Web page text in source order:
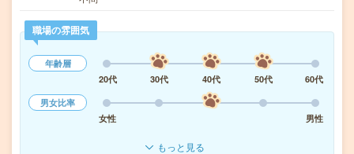
職場の雰囲気
年齢層
20代
30代 40代 50代
60代
男女比率
女性
男性
もっと見る